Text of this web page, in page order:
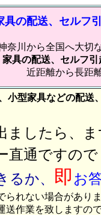
具の配送、セルフ
奈川から全国へ大切
家具の配送、セルフ
近距離から長距
小型家具などの配送
ましたら、ま
直通ですので
るか、 即 お
られない場合がありま
送作業を致しますの